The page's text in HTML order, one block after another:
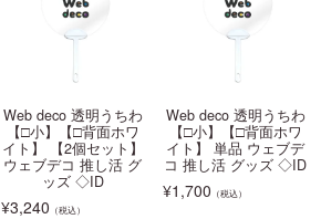
Web deco 透明うちわ
【□小】【□背面ホワ
イト】 【2個セット】
ウェブデコ 推し活 グ
ッズ ◇ID
¥3,240 （税込）
Web deco 透明うちわ
【□小】【□背面ホワ
イト】 単品 ウェブデ
コ 推し活 グッズ ◇ID
¥1,700 （税込）